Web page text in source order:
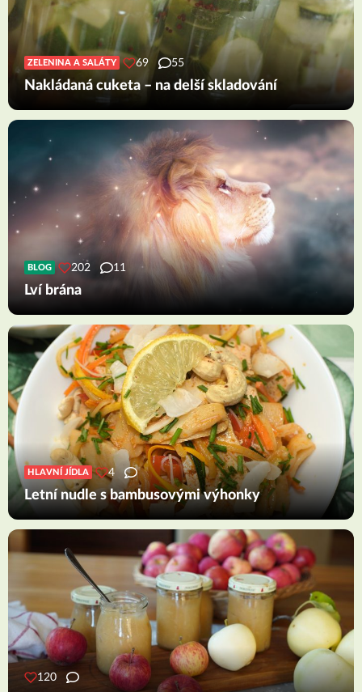
ZELENINA A SALÁTY 69 55
Nakládaná cuketa – na delší skladování
BLOG 202 11
Lví brána
HLAVNÍ JÍDLA 4
Letní nudle s bambusovými výhonky
120